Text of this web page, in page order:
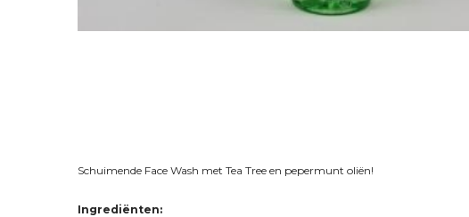
Schuimende Face Wash met Tea Tree en pepermunt oliën!
Ingrediënten: